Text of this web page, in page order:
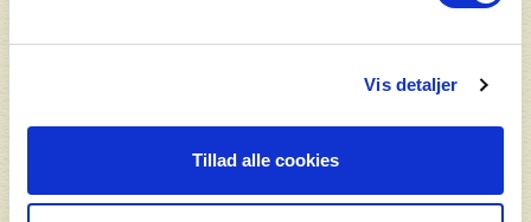
Vis detaljer
Tillad alle cookies